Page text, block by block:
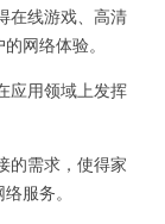
线游戏、高清
网络体验。
用领域上发挥
需求，使得家
服务。